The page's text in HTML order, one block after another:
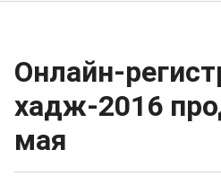
Онлайн-
хадж-2016
мая